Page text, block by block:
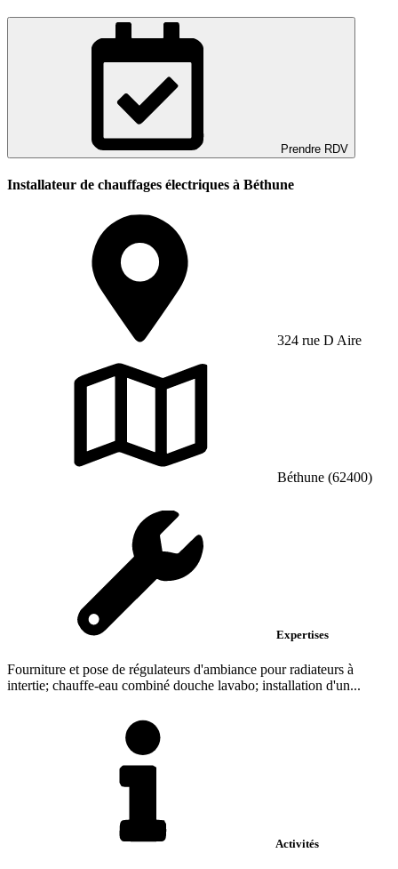
Prendre RDV
Installateur de chauffages électriques à Béthune
324 rue D Aire
Béthune (62400)
Expertises
Fourniture et pose de régulateurs d'ambiance pour radiateurs à
intertie; chauffe-eau combiné douche lavabo; installation d'un...
Activités